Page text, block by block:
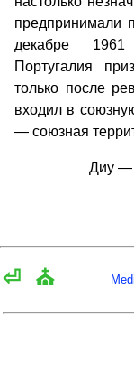
предпринимали
декабре
Португалия
только после
входил в
— союзная
Диу —
⏎ ⛪